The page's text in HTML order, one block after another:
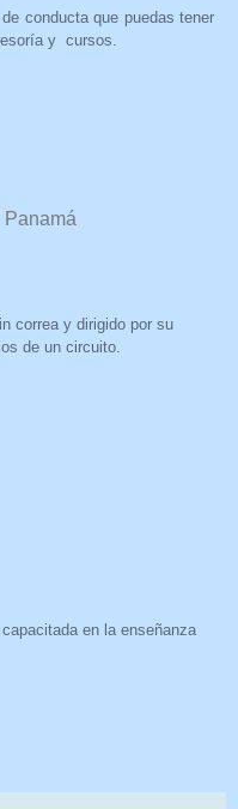
conducta que puedas tener
y cursos.
correa y dirigido por su
de un circuito.
en la enseñanza